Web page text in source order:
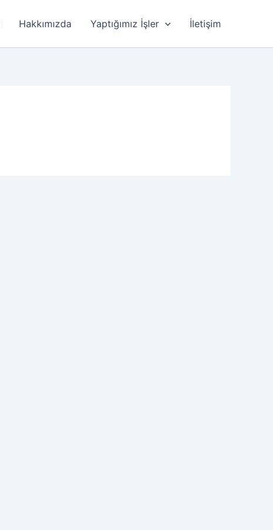
Hakkımızda Yaptığımız İşler İletişim